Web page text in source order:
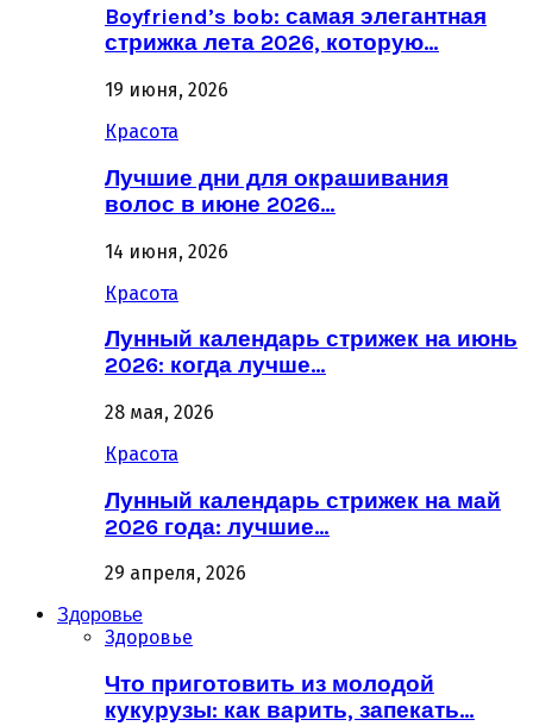
Boyfriend’s bob: самая элегантная
стрижка лета 2026, которую…
19 июня, 2026
Красота
Лучшие дни для окрашивания
волос в июне 2026…
14 июня, 2026
Красота
Лунный календарь стрижек на июнь
2026: когда лучше…
28 мая, 2026
Красота
Лунный календарь стрижек на май
2026 года: лучшие…
29 апреля, 2026
Здоровье
Здоровье
Что приготовить из молодой
кукурузы: как варить, запекать…